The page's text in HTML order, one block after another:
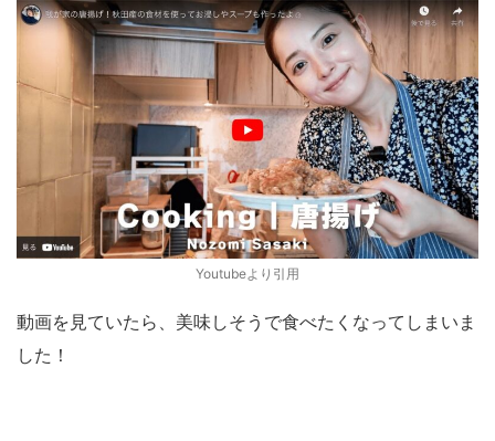
Youtubeより引用
動画を見ていたら、美味しそうで食べたくなってしまいま
した！